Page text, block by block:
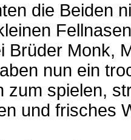
die Beiden
Brüder Monk,
nun ein
zum spielen,
und frisches